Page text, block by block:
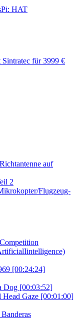
HAT
für 3999 €
auf
2
Flugzeug-
[00:24:24]
Dog [00:03:52]
Head Gaze [00:01:00]